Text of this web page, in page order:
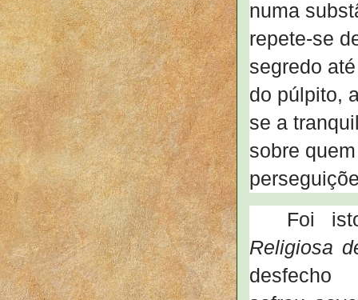
numa
repete-se
segredo
do púlpito,
se a
sobre
Foi
Religiosa
desfecho